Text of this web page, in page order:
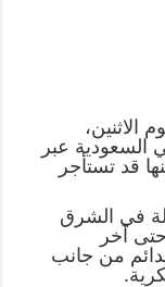
الاثنين،
عبر
قد تستأجر
في الشرق
آخر
من جانب